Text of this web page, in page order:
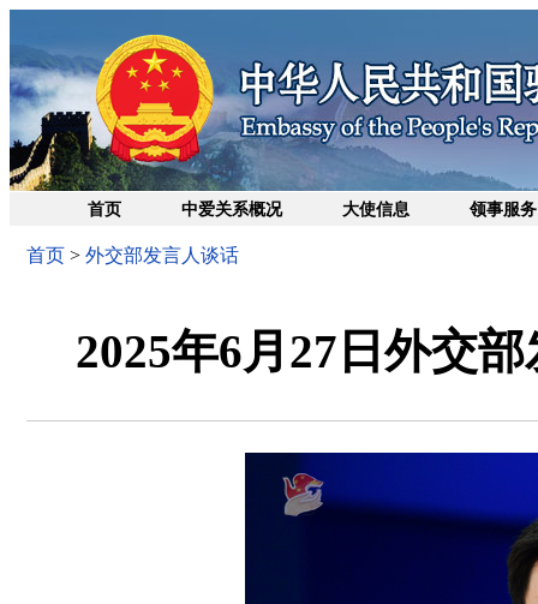
首页 中爱关系概况 大使信息 领事服务
首页 > 外交部发言人谈话
2025年6月27日外交